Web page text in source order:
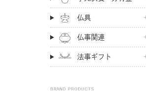
仏具
仏事関連
法事ギフト